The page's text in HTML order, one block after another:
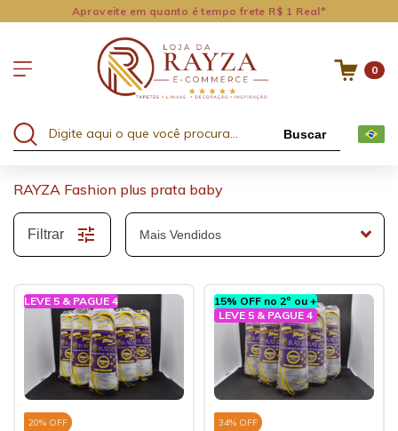
Aproveite em quanto é tempo frete R$ 1 Real*
0
Buscar
RAYZA Fashion plus prata baby
Filtrar
LEVE 5 & PAGUE 4
20% OFF
15% OFF no 2º ou +
LEVE 5 & PAGUE 4
34% OFF